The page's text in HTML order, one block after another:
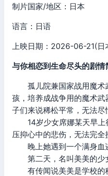
制片国家/地区：日本
语言：日语
上映日期：2026-06-21(日
与你相恋到生命尽头的剧情简
孤儿院兼国家战用魔术
孩，培养成战争用的魔术
子们来说稀松平常，无法尽
14岁少女席娜某天早上
压抑心中的悲伤，无法完全
晚上她遇到一个满身
第二天，名叫美美的少
有传闻说美美是学校的